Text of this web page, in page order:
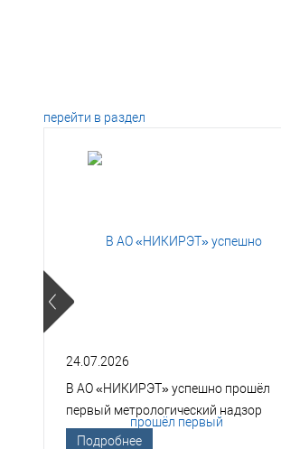
перейти в раздел
24.07.2026
В АО «НИКИРЭТ» успешно прошёл
первый метрологический надзор
Госкорпорации «Росатом»
Подробнее